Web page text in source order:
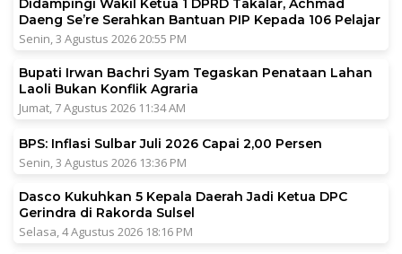
Didampingi Wakil Ketua 1 DPRD Takalar, Achmad
Daeng Se’re Serahkan Bantuan PIP Kepada 106 Pelajar
Senin, 3 Agustus 2026 20:55 PM
Bupati Irwan Bachri Syam Tegaskan Penataan Lahan
Laoli Bukan Konflik Agraria
Jumat, 7 Agustus 2026 11:34 AM
BPS: Inflasi Sulbar Juli 2026 Capai 2,00 Persen
Senin, 3 Agustus 2026 13:36 PM
Dasco Kukuhkan 5 Kepala Daerah Jadi Ketua DPC
Gerindra di Rakorda Sulsel
Selasa, 4 Agustus 2026 18:16 PM